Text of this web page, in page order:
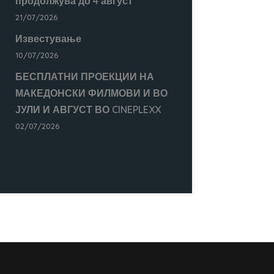
21/07/2026
Известување
10/07/2026
БЕСПЛАТНИ ПРОЕКЦИИ НА
МАКЕДОНСКИ ФИЛМОВИ И ВО
ЈУЛИ И АВГУСТ ВО CINEPLEXX
02/07/2026